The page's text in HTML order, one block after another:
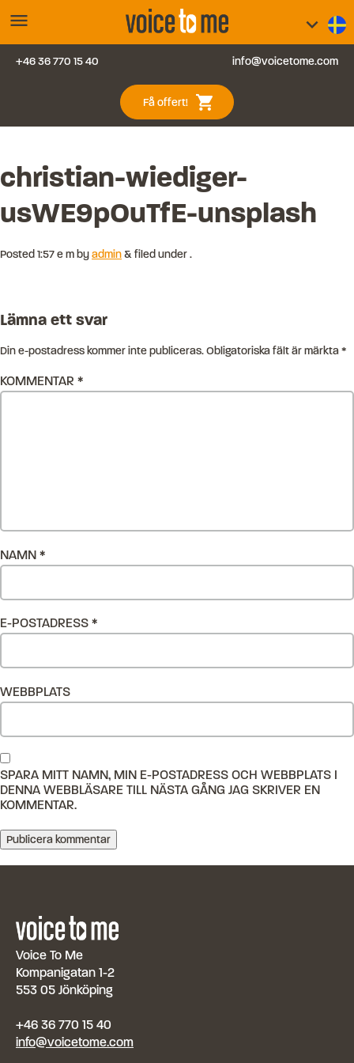
menu
Vanliga frågor
Kontakt
Blogg
Logga in
keyboard_arrow_down
+46 36 770 15 40 info@voicetome.com
Få offert! shopping_cart
christian-wiediger-
usWE9pOuTfE-unsplash
Posted 1:57 e m byadmin&filed under .
Lämna ett svar
Din e-postadress kommer inte publiceras.Obligatoriska fält är märkta*
KOMMENTAR *
NAMN *
E-POSTADRESS *
WEBBPLATS
SPARA MITT NAMN, MIN E-POSTADRESS OCH WEBBPLATS I
DENNA WEBBLÄSARE TILL NÄSTA GÅNG JAG SKRIVER EN
KOMMENTAR.
Voice To Me
Kompanigatan 1-2
553 05 Jönköping
+46 36 770 15 40
info@voicetome.com